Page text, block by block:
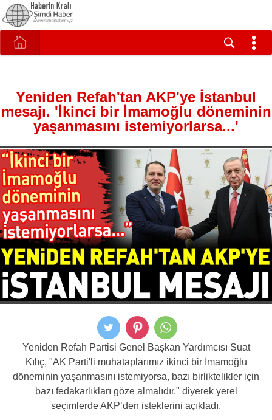
Yeniden Refah'tan AKP'ye İstanbul
mesajı. 'İkinci bir İmamoğlu döneminin
yaşanmasını istemiyorlarsa...'
Yeniden Refah Partisi Genel Başkan Yardımcısı Suat
Kılıç, "AK Parti'li muhataplarımız ikinci bir İmamoğlu
döneminin yaşanmasını istemiyorsa, bazı birliktelikler için
bazı fedakarlıkları göze almalıdır." diyerek yerel
seçimlerde AKP’den isteklerini açıkladı.